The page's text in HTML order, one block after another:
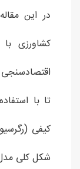
در این
کشاورزی
تا با
کیفی
شکل کلی